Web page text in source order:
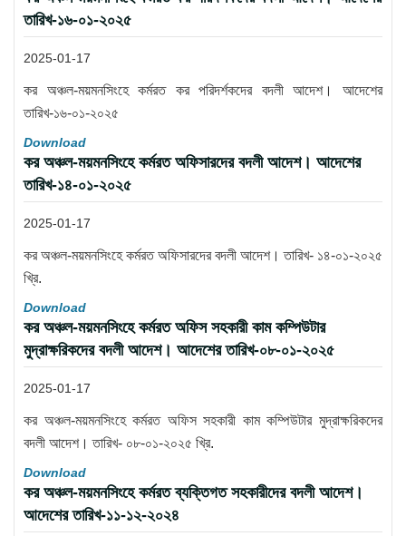
তারিখ-১৬-০১-২০২৫
2025-01-17
কর অঞ্চল-ময়মনসিংহে কর্মরত কর পরিদর্শকদের বদলী আদেশ। আদেশের
তারিখ-১৬-০১-২০২৫
Download
কর অঞ্চল-ময়মনসিংহে কর্মরত অফিসারদের বদলী আদেশ। আদেশের
তারিখ-১৪-০১-২০২৫
2025-01-17
কর অঞ্চল-ময়মনসিংহে কর্মরত অফিসারদের বদলী আদেশ। তারিখ- ১৪-০১-২০২৫
খ্রি.
Download
কর অঞ্চল-ময়মনসিংহে কর্মরত অফিস সহকারী কাম কম্পিউটার
মুদ্রাক্ষরিকদের বদলী আদেশ। আদেশের তারিখ-০৮-০১-২০২৫
2025-01-17
কর অঞ্চল-ময়মনসিংহে কর্মরত অফিস সহকারী কাম কম্পিউটার মুদ্রাক্ষরিকদের
বদলী আদেশ। তারিখ- ০৮-০১-২০২৫ খ্রি.
Download
কর অঞ্চল-ময়মনসিংহে কর্মরত ব্যক্তিগত সহকারীদের বদলী আদেশ।
আদেশের তারিখ-১১-১২-২০২৪